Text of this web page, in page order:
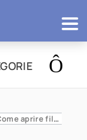
Come aprire file ZIP e RAR online senza installare nulla